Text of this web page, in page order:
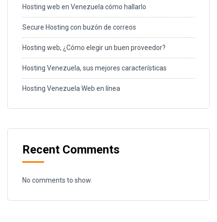
Hosting web en Venezuela cómo hallarlo
Secure Hosting con buzón de correos
Hosting web, ¿Cómo elegir un buen proveedor?
Hosting Venezuela, sus mejores características
Hosting Venezuela Web en línea
Recent Comments
No comments to show.